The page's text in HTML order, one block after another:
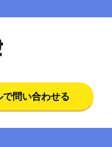
で問い合わせる